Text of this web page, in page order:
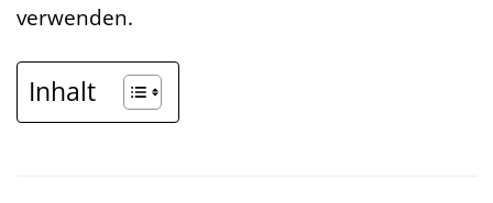
verwenden.
Inhalt